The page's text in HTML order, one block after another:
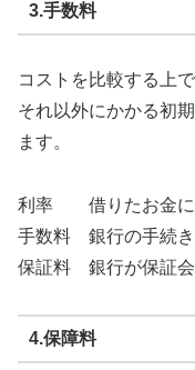
3.手数料
コストを比較する上
それ以外にかかる初
ます。
利率 借りたお金に
手数料 銀行の手続き
保証料 銀行が保証会
4.保障料